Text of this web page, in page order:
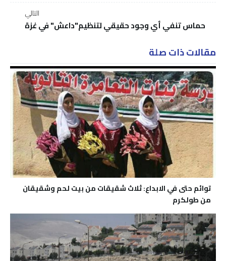
التالي
حماس تنفي أي وجود حقيقي لتنظيم"داعش" في غزة
مقالات ذات صلة
توائم حتى في الابداع: ثلاث شقيقات من بيت لحم وشقيقان
من طولكرم